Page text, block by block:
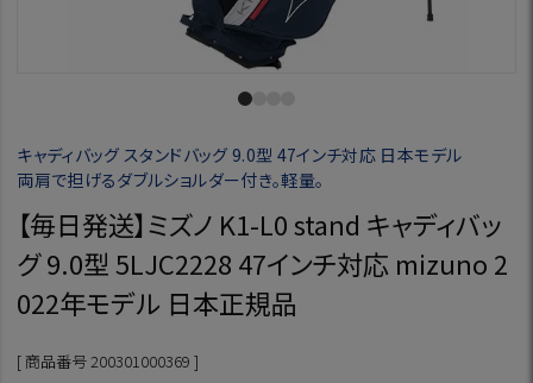
キャディバッグ スタンドバッグ 9.0型 47インチ対応 日本モデル
両肩で担げるダブルショルダー付き。軽量。
【毎日発送】ミズノ K1-L0 stand キャディバッ
グ 9.0型 5LJC2228 47インチ対応 mizuno 2
022年モデル 日本正規品
商品番号 200301000369